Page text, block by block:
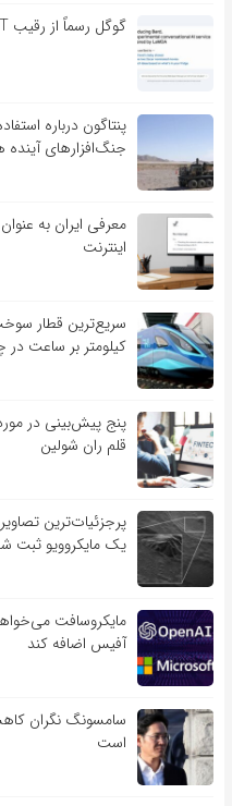
گوگل رسماً از رقیب ChatGPT رونمایی کرد: Bard از راه رسید
پنتاگون درباره
جنگ‌افزارهای آینده
معرفی ایران به
اینترنت
کیلومتر بر ساعت در
قلم ران شولین
پرجزئیات‌ترین
یک مایکروویو ثبت
آفیس اضافه کند
سامسونگ نگران
است